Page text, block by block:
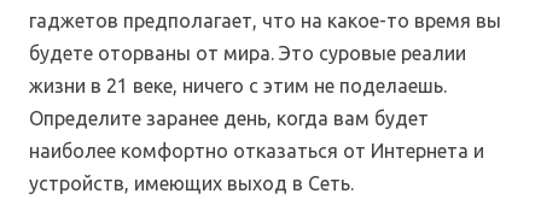
гаджетов предполагает, что на какое-то время вы
будете оторваны от мира. Это суровые реалии
жизни в 21 веке, ничего с этим не поделаешь.
Определите заранее день, когда вам будет
наиболее комфортно отказаться от Интернета и
устройств, имеющих выход в Сеть.